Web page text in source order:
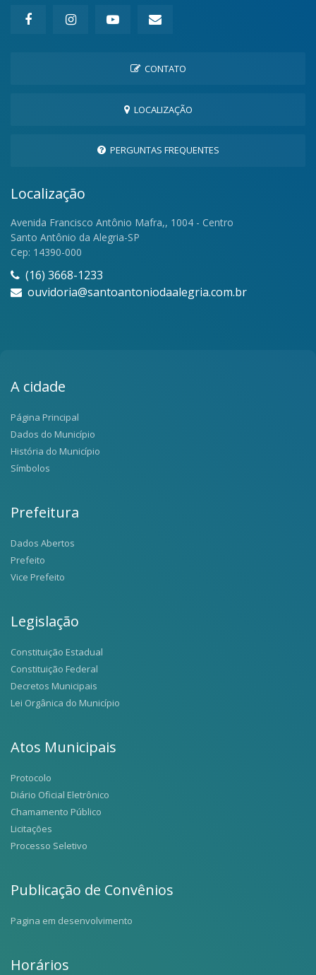
CONTATO
LOCALIZAÇÃO
PERGUNTAS FREQUENTES
Localização
Avenida Francisco Antônio Mafra,, 1004 - Centro
Santo Antônio da Alegria-SP
Cep: 14390-000
(16) 3668-1233
ouvidoria@santoantoniodaalegria.com.br
A cidade
Página Principal
Dados do Município
História do Município
Símbolos
Prefeitura
Dados Abertos
Prefeito
Vice Prefeito
Legislação
Constituição Estadual
Constituição Federal
Decretos Municipais
Lei Orgânica do Município
Atos Municipais
Protocolo
Diário Oficial Eletrônico
Chamamento Público
Licitações
Processo Seletivo
Publicação de Convênios
Pagina em desenvolvimento
Horários